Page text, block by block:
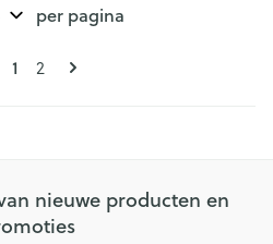
Pagina's
U lees momenteel pagina
1 Pagina
2
per pagina
nieuwe producten en